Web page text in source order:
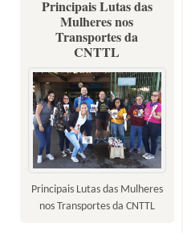
Principais Lutas das
Mulheres nos
Transportes da
CNTTL
Principais Lutas das Mulheres
nos Transportes da CNTTL